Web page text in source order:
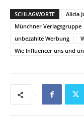
SCHLAGWORTE Alicia
Münchner Verlagsgruppe
unbezahlte Werbung
Wie Influencer uns und